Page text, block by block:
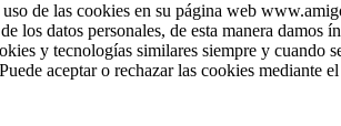
de las cookies en su página web
los datos personales, de esta manera
y tecnologías similares siempre y cuando
aceptar o rechazar las cookies